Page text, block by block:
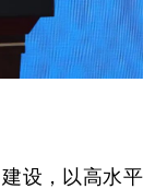
设，以高水平